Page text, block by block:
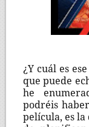
¿Y cuál es
que puede
he
podréis
película, es la